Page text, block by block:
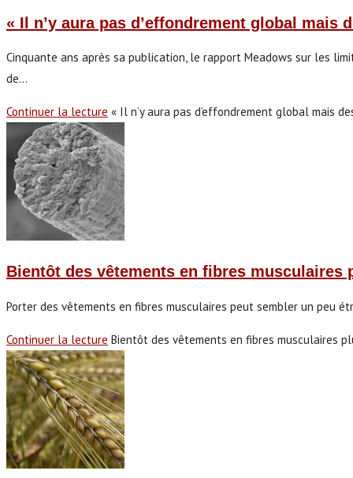
« Il n’y aura pas d’effondrement global
Cinquante ans après sa publication, le rapport Meadows sur les
de…
Continuer la lecture « Il n’y aura pas d’effondrement global mais
Bientôt des vêtements en fibres musculaires
Porter des vêtements en fibres musculaires peut sembler un peu
Continuer la lecture Bientôt des vêtements en fibres musculaires